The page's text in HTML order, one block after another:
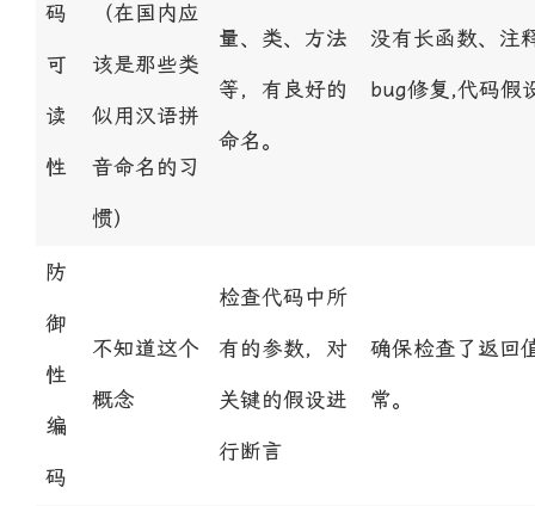
码
可
读
性
（在国内应
该是那些类
似用汉语拼
音命名的习
惯）
量、类、方法
等，有良好的
命名。
没有长函数、注
bug修复,代码假
防
御
性
编
码
不知道这个
概念
检查代码中所
有的参数，对
关键的假设进
行断言
确保检查了返回
常。